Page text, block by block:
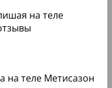
на теле Метисазон